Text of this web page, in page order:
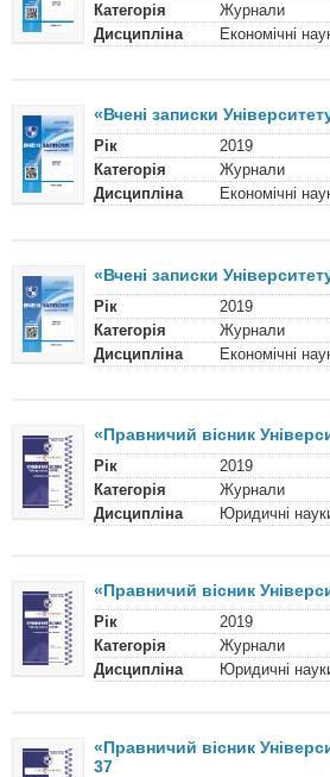
Категорія
Журнали
Дисципліна
Економічні
«Вчені записки
Рік
2019
Категорія
Журнали
Дисципліна
Економічні
«Вчені записки
Рік
2019
Категорія
Журнали
Дисципліна
Економічні
«Правничий вісник
Рік
2019
Категорія
Журнали
Дисципліна
Юридичні
«Правничий вісник
Рік
2019
Категорія
Журнали
Дисципліна
Юридичні
«Правничий вісник
37